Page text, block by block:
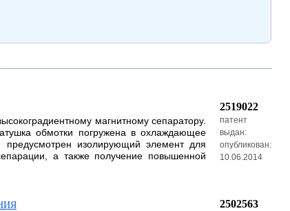
магнитному сепаратору.
обмотки погружена в охлаждающее
изолирующий элемент для
а также получение повышенной
2519022
патент
выдан:
опубликован:
10.06.2014
2502563